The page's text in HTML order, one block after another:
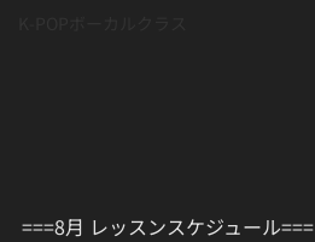
===8月 レッスンスケジュール===